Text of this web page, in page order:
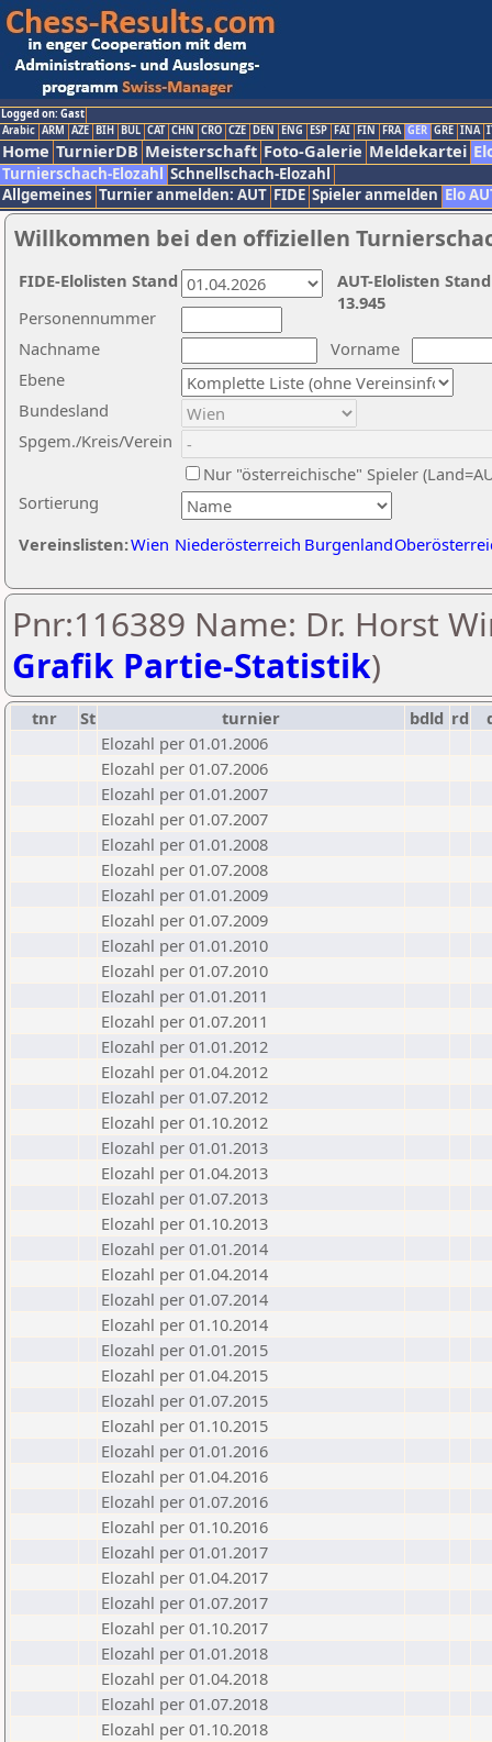
Logged on: Gast
Arabic ARM AZE BIH BUL CAT CHN CRO CZE DEN ENG ESP FAI FIN FRA GER GRE INA
Home TurnierDB Meisterschaft Foto-Galerie Meldekartei
Turnierschach-Elozahl Schnellschach-Elozahl
Allgemeines Turnier anmelden: AUT FIDE Spieler anmelden Elo
Willkommen bei den offiziellen
Nachname
Vorname
Ebene
Sortierung
Personennummer
Bundesland
Spgem./Kreis/Verein
Nur "österreichische" Spieler
Vereinslisten:Wien Niederösterreich Burgenland
AUT-Elolisten
13.945
FIDE-Elolisten Stand
Pnr:116389 Name: Dr. Horst
Grafik Partie-Statistik)
tnr St turnier bdld rd
Elozahl per 01.01.2006
Elozahl per 01.07.2006
Elozahl per 01.01.2007
Elozahl per 01.07.2007
Elozahl per 01.01.2008
Elozahl per 01.07.2008
Elozahl per 01.01.2009
Elozahl per 01.07.2009
Elozahl per 01.01.2010
Elozahl per 01.07.2010
Elozahl per 01.01.2011
Elozahl per 01.07.2011
Elozahl per 01.01.2012
Elozahl per 01.04.2012
Elozahl per 01.07.2012
Elozahl per 01.10.2012
Elozahl per 01.01.2013
Elozahl per 01.04.2013
Elozahl per 01.07.2013
Elozahl per 01.10.2013
Elozahl per 01.01.2014
Elozahl per 01.04.2014
Elozahl per 01.07.2014
Elozahl per 01.10.2014
Elozahl per 01.01.2015
Elozahl per 01.04.2015
Elozahl per 01.07.2015
Elozahl per 01.10.2015
Elozahl per 01.01.2016
Elozahl per 01.04.2016
Elozahl per 01.07.2016
Elozahl per 01.10.2016
Elozahl per 01.01.2017
Elozahl per 01.04.2017
Elozahl per 01.07.2017
Elozahl per 01.10.2017
Elozahl per 01.01.2018
Elozahl per 01.04.2018
Elozahl per 01.07.2018
Elozahl per 01.10.2018